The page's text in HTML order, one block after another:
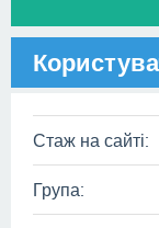
Стаж на сайті:
Група: